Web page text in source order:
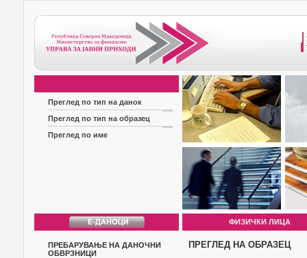
Преглед по тип на данок
Преглед по тип на образец
Преглед по име
ФИЗИЧКИ ЛИЦА
ПРЕБАРУВАЊЕ НА ДАНОЧНИ
ОБВРЗНИЦИ
ПРЕГЛЕД НА ОБРАЗЕЦ